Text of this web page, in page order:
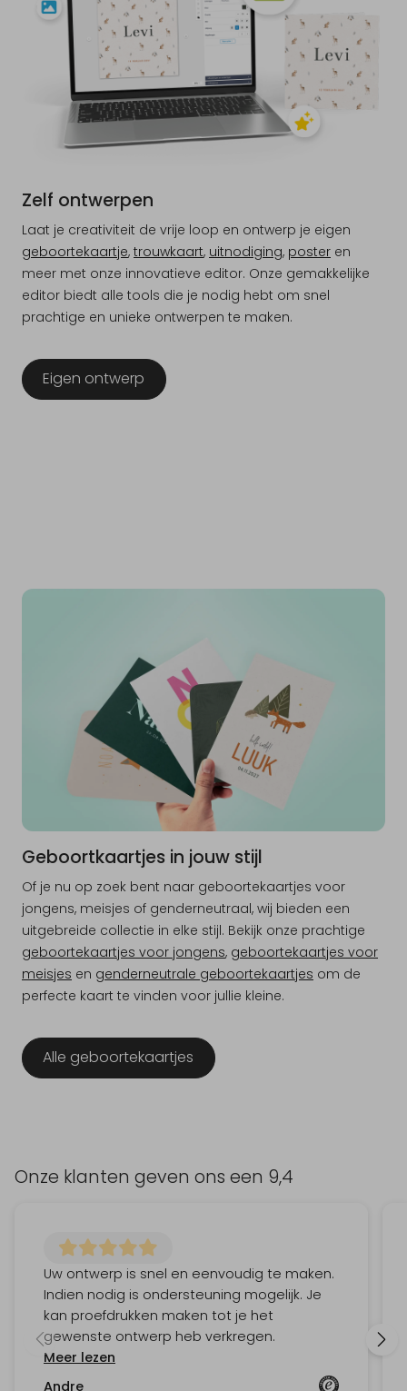
Zelf ontwerpen
Laat je creativiteit de vrije loop en ontwerp je eigen
geboortekaartje, trouwkaart, uitnodiging, poster en
meer met onze innovatieve editor. Onze gemakkelijke
editor biedt alle tools die je nodig hebt om snel
prachtige en unieke ontwerpen te maken.
Eigen ontwerp
Geboortkaartjes in jouw stijl
Of je nu op zoek bent naar geboortekaartjes voor
jongens, meisjes of genderneutraal, wij bieden een
uitgebreide collectie in elke stijl. Bekijk onze prachtige
geboortekaartjes voor jongens, geboortekaartjes voor
meisjes en genderneutrale geboortekaartjes om de
perfecte kaart te vinden voor jullie kleine.
Alle geboortekaartjes
Onze klanten geven ons een 9,4
Uw ontwerp is snel en eenvoudig te maken.
Indien nodig is ondersteuning mogelijk. Je
kan proefdrukken maken tot je het
gewenste ontwerp heb verkregen.
Meer lezen
Andre